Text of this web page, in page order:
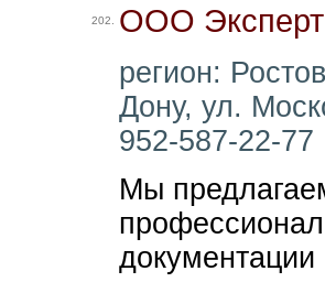
202. ООО
регион:
Дону, ул.
952-587-22-
Мы